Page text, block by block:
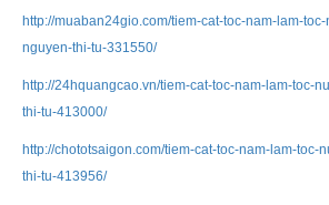
http://muaban24gio.com/tiem-cat-toc-nam-lam-
nguyen-thi-tu-331550/
http://24hquangcao.vn/tiem-cat-toc-nam-lam-toc-
thi-tu-413000/
http://chototsaigon.com/tiem-cat-toc-nam-lam-toc-
thi-tu-413956/